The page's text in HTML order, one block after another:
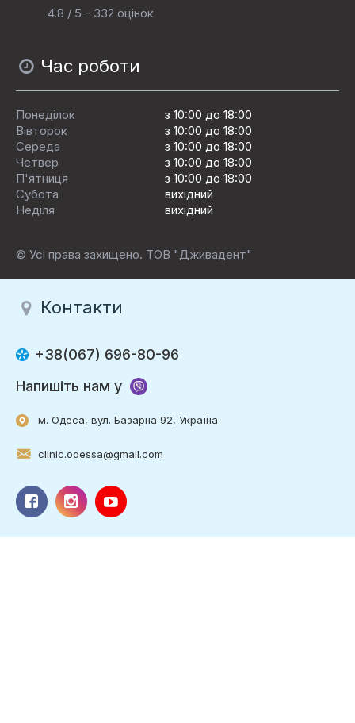
4.8 / 5 - 332 оцінок
Час роботи
Понеділок
з 10:00 до 18:00
Вівторок
з 10:00 до 18:00
Середа
з 10:00 до 18:00
Четвер
з 10:00 до 18:00
П'ятниця
з 10:00 до 18:00
Субота
вихідний
Неділя
вихідний
© Усі права захищено. ТОВ "Дживадент"
Контакти
+38(067) 696-80-96
Напишіть нам у
м. Одеса, вул. Базарна 92, Україна
clinic.odessa@gmail.com